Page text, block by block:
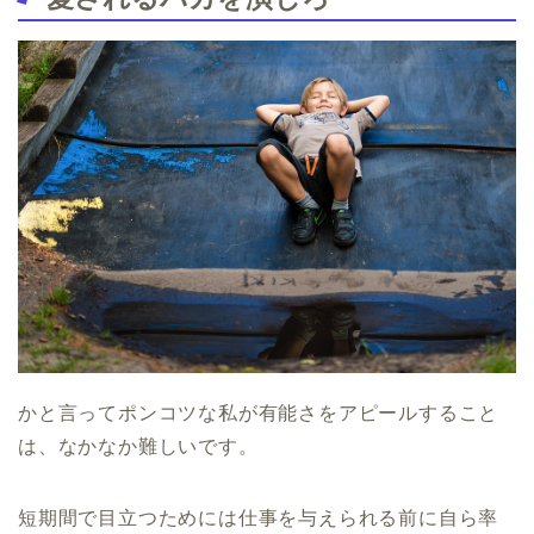
かと言ってポンコツな私が有能さをアピールすること
は、なかなか難しいです。
短期間で目立つためには仕事を与えられる前に自ら率